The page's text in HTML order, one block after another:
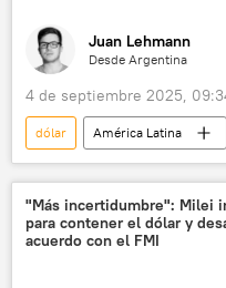
Juan Lehmann
Desde Argentina
4 de septiembre 2025,
dólar América Latina
Javier Milei
Argentina
Fondo Monetario Internacional
Washington
Donald
"Más incertidumbre": Milei
para contener el dólar y
acuerdo con el FMI